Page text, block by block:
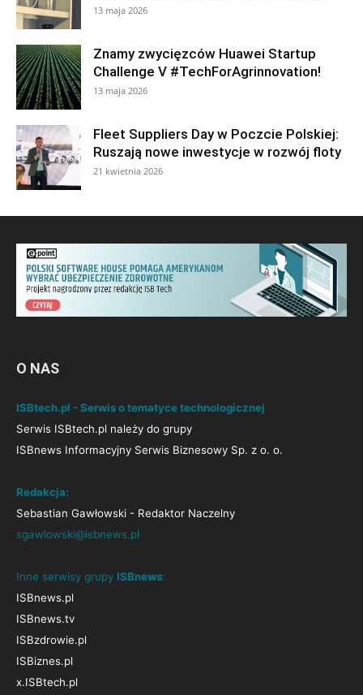
13 maja 2026
Znamy zwycięzców Huawei Startup
Challenge V #TechForAgrinnovation!
13 maja 2026
Fleet Suppliers Day w Poczcie Polskiej:
Ruszają nowe inwestycje w rozwój floty
21 kwietnia 2026
O NAS
ISBtech.pl - Serwis o tematyce technologicznej
Serwis ISBtech.pl należy do grupy
ISBnews Informacyjny Serwis Biznesowy Sp. z o. o.
Redakcja:
Sebastian Gawłowski - Redaktor Naczelny
sgawlowski@isbnews.pl
Inne serwisy grupy ISBnews:
ISBnews.pl
ISBnews.tv
ISBzdrowie.pl
ISBiznes.pl
x.ISBtech.pl